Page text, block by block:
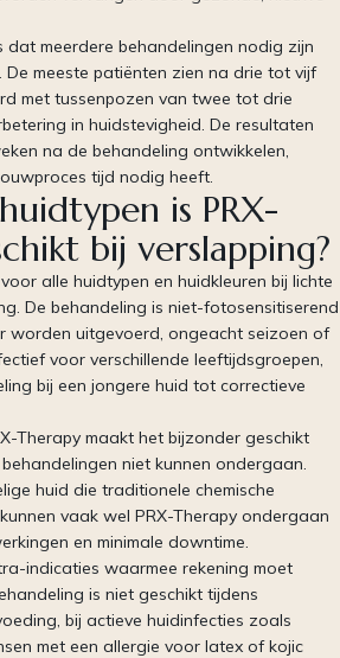
dat meerdere behandelingen nodig zijn
meeste patiënten zien na drie tot vijf
met tussenpozen van twee tot drie
in huidstevigheid. De resultaten
na de behandeling ontwikkelen,
tijd nodig heeft.
is PRX-
bij verslapping?
alle huidtypen en huidkleuren bij lichte
De behandeling is niet-fotosensitiserend
worden uitgevoerd, ongeacht seizoen of
voor verschillende leeftijdsgroepen,
bij een jongere huid tot correctieve
Therapy maakt het bijzonder geschikt
niet kunnen ondergaan.
huid die traditionele chemische
vaak wel PRX-Therapy ondergaan
en minimale downtime.
indicaties waarmee rekening moet
is niet geschikt tijdens
bij actieve huidinfecties zoals
met een allergie voor latex of kojic